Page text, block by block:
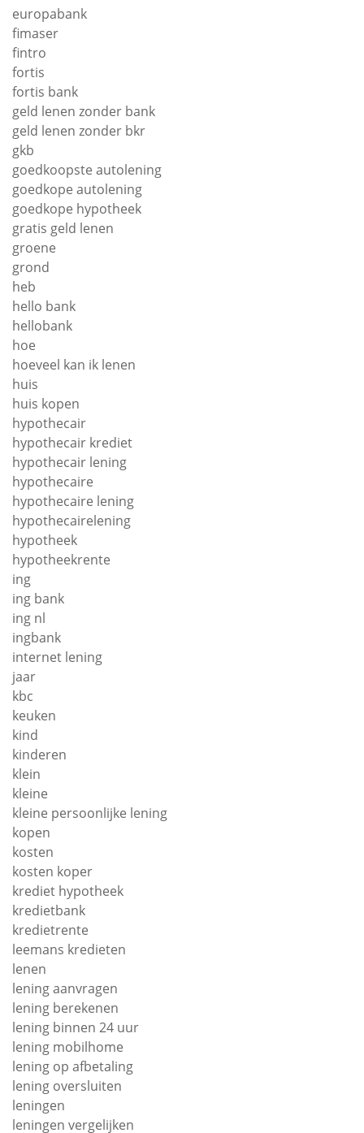
europabank
fimaser
fintro
fortis
fortis bank
geld lenen zonder bank
geld lenen zonder bkr
gkb
goedkoopste autolening
goedkope autolening
goedkope hypotheek
gratis geld lenen
groene
grond
heb
hello bank
hellobank
hoe
hoeveel kan ik lenen
huis
huis kopen
hypothecair
hypothecair krediet
hypothecair lening
hypothecaire
hypothecaire lening
hypothecairelening
hypotheek
hypotheekrente
ing
ing bank
ing nl
ingbank
internet lening
jaar
kbc
keuken
kind
kinderen
klein
kleine
kleine persoonlijke lening
kopen
kosten
kosten koper
krediet hypotheek
kredietbank
kredietrente
leemans kredieten
lenen
lening aanvragen
lening berekenen
lening binnen 24 uur
lening mobilhome
lening op afbetaling
lening oversluiten
leningen
leningen vergelijken